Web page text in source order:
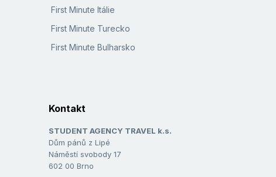
First Minute Itálie
First Minute Turecko
First Minute Bulharsko
Kontakt
STUDENT AGENCY TRAVEL k.s.
Dům pánů z Lipé
Náměstí svobody 17
602 00 Brno